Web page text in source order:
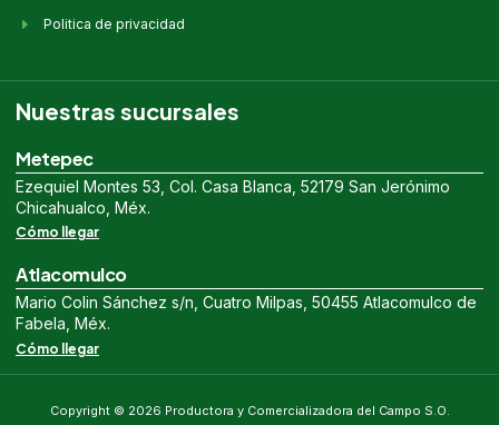
Politica de privacidad
Nuestras sucursales
Metepec
Ezequiel Montes 53, Col. Casa Blanca, 52179 San Jerónimo
Chicahualco, Méx.
Cómo llegar
Atlacomulco
Mario Colin Sánchez s/n, Cuatro Milpas, 50455 Atlacomulco de
Fabela, Méx.
Cómo llegar
Copyright © 2026 Productora y Comercializadora del Campo S.O.